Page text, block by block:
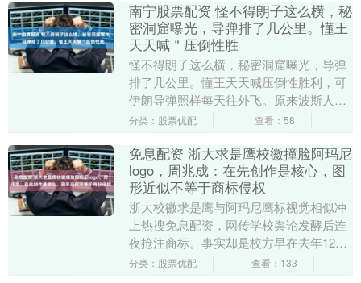
南宁股票配资 怪不得朗子这么横，秘
密洞窟曝光，导弹排了几公里。懂王
天天喊＂压倒性胜
怪不得朗子这么横，秘密洞窟曝光，导弹
排了几公里。懂王天天喊压倒性胜利，可
伊朗导弹照样每天往外飞。原来波斯人都
把整座山都挖成了导弹城，主打一个你炸
分类：股票优配 查看：58
免息配资 浙大求是鹰校徽撞脸阿玛尼
logo，周兆成：在先创作是核心，图
形近似不等于商标侵权
浙大校徽求是鹰与阿玛尼鹰标视觉相似冲
上热搜免息配资，网传学校舆论发酵后连
夜抢注商标。事实却是校方早在去年12月
就提交图形注册。从著作权在先使用、商
分类：股票优配 查看：133